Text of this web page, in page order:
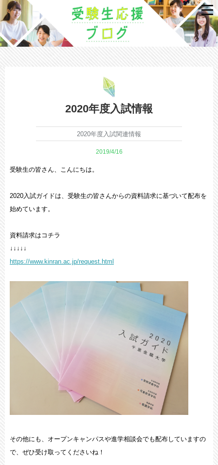
2020年度入試情報
2019/4/16
2020年度入試関連情報
受験生の皆さん、こんにちは。
2020入試ガイドは、受験生の皆さんからの資料請求に基づいて配布を
始めています。
資料請求はコチラ
↓↓↓↓↓
https://www.kinran.ac.jp/request.html
その他にも、オープンキャンパスや進学相談会でも配布していますの
で、ぜひ受け取ってくださいね！